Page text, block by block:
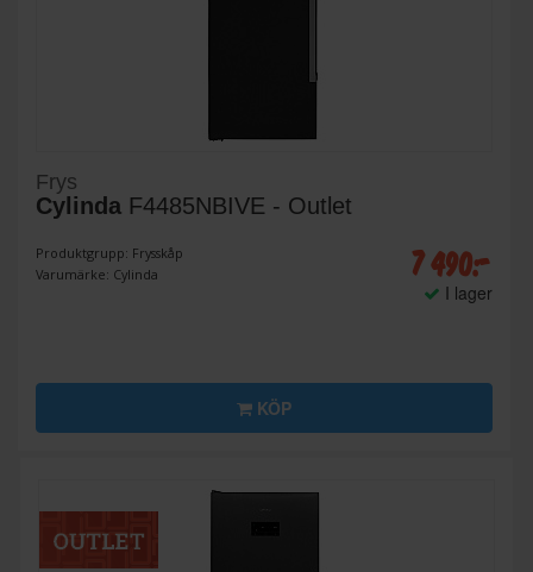
Frys
Cylinda F4485NBIVE - Outlet
Produktgrupp: Frysskåp
Varumärke: Cylinda
7 490:-
I lager
KÖP